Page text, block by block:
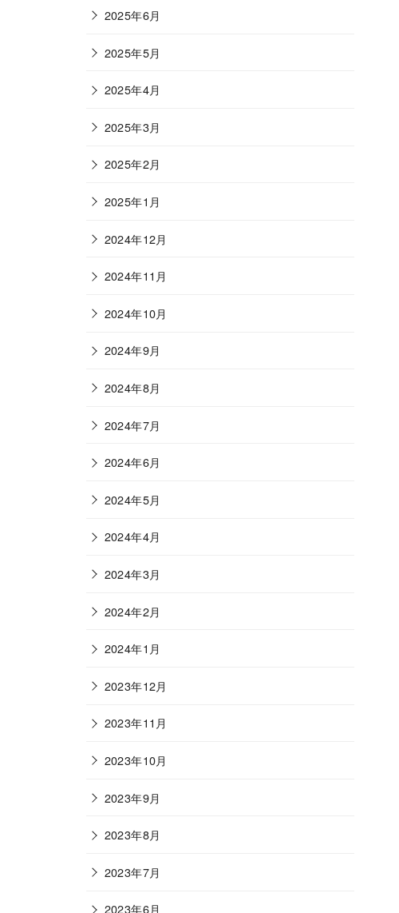
2025年6月
2025年5月
2025年4月
2025年3月
2025年2月
2025年1月
2024年12月
2024年11月
2024年10月
2024年9月
2024年8月
2024年7月
2024年6月
2024年5月
2024年4月
2024年3月
2024年2月
2024年1月
2023年12月
2023年11月
2023年10月
2023年9月
2023年8月
2023年7月
2023年6月